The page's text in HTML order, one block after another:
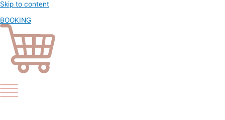
Skip to content
BOOKING